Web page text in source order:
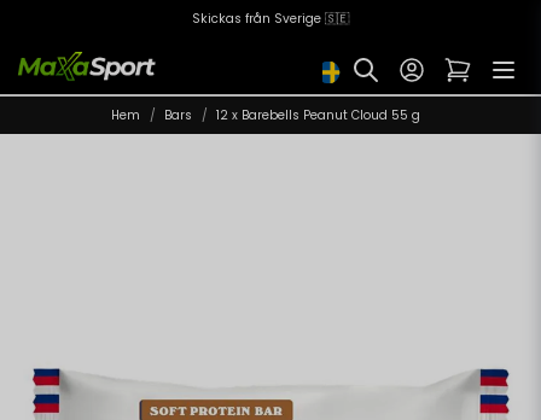
Skickas från Sverige 🇸🇪
Hem Bars 12 x Barebells Peanut Cloud 55 g